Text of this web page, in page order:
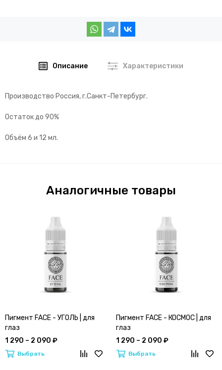
Описание Характеристики
Производство Россия, г.Санкт-Петербург.
Остаток до 90%
Объём 6 и 12 мл.
Аналогичные товары
Пигмент FACE - УГОЛЬ | для
глаз
1 290 – 2 090 ₽
Выбрать
Пигмент FACE - КОСМОС | для
глаз
1 290 – 2 090 ₽
Выбрать